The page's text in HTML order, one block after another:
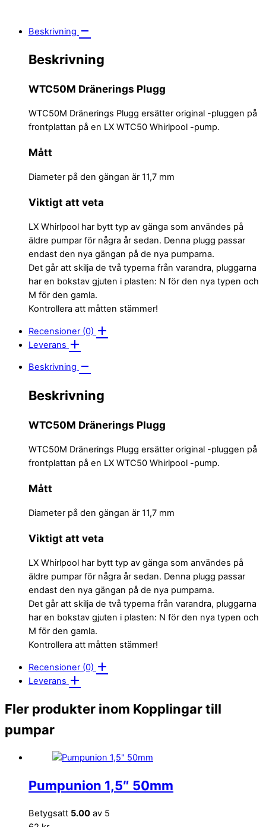
Beskrivning
Beskrivning
WTC50M Dränerings Plugg
WTC50M Dränerings Plugg ersätter original -pluggen på
frontplattan på en LX WTC50 Whirlpool -pump.
Mått
Diameter på den gängan är 11,7 mm
Viktigt att veta
LX Whirlpool har bytt typ av gänga som användes på
äldre pumpar för några år sedan. Denna plugg passar
endast den nya gängan på de nya pumparna.
Det går att skilja de två typerna från varandra, pluggarna
har en bokstav gjuten i plasten: N för den nya typen och
M för den gamla.
Kontrollera att måtten stämmer!
Recensioner (0)
Leverans
Beskrivning
Beskrivning
WTC50M Dränerings Plugg
WTC50M Dränerings Plugg ersätter original -pluggen på
frontplattan på en LX WTC50 Whirlpool -pump.
Mått
Diameter på den gängan är 11,7 mm
Viktigt att veta
LX Whirlpool har bytt typ av gänga som användes på
äldre pumpar för några år sedan. Denna plugg passar
endast den nya gängan på de nya pumparna.
Det går att skilja de två typerna från varandra, pluggarna
har en bokstav gjuten i plasten: N för den nya typen och
M för den gamla.
Kontrollera att måtten stämmer!
Recensioner (0)
Leverans
Fler produkter inom Kopplingar till
pumpar
Pumpunion 1,5″ 50mm
Betygsatt 5.00 av 5